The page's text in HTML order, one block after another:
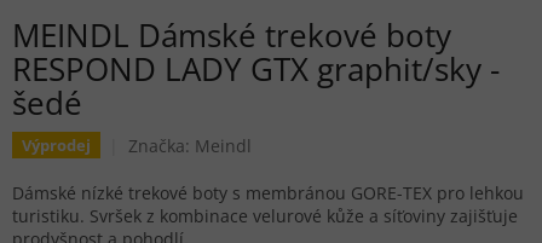
MEINDL Dámské trekové boty
RESPOND LADY GTX graphit/sky -
šedé
Výprodej Značka: Meindl
Dámské nízké trekové boty s membránou GORE-TEX pro lehkou
turistiku. Svršek z kombinace velurové kůže a síťoviny zajišťuje